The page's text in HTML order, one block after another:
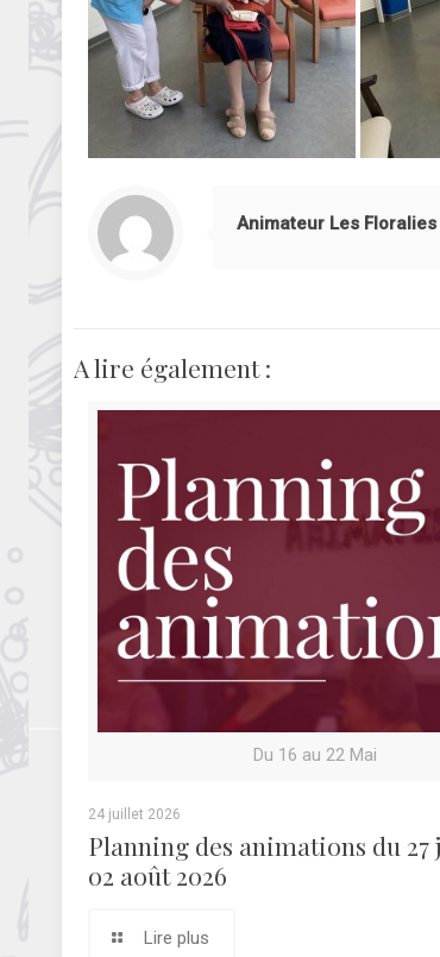
Animateur Les Floralies
A lire également :
Du 16 au 22 Mai
24 juillet 2026
Planning des animations du
02 août 2026
Lire plus